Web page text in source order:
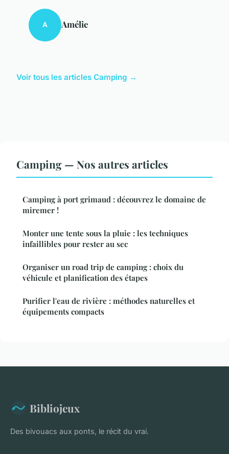
A Amélie
Voir tous les articles Camping →
Camping — Nos autres articles
Camping à port grimaud : découvrez le domaine de
miremer !
Monter une tente sous la pluie : les techniques
infaillibles pour rester au sec
Organiser un road trip de camping : choix du
véhicule et planification des étapes
Purifier l'eau de rivière : méthodes naturelles et
équipements compacts
Bibliojeux
Des bivouacs aux ponts, le récit du vrai.